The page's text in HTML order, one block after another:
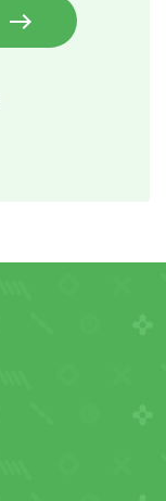
east